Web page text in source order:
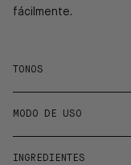
fácilmente.
TONOS
MODO DE USO
INGREDIENTES